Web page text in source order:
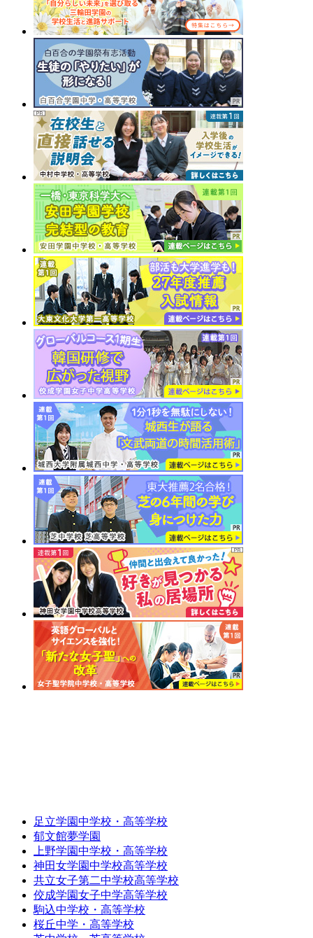
足立学園中学校・高等学校
郁文館夢学園
上野学園中学校・高等学校
神田女学園中学校高等学校
共立女子第二中学校高等学校
佼成学園女子中学高等学校
駒込中学校・高等学校
桜丘中学・高等学校